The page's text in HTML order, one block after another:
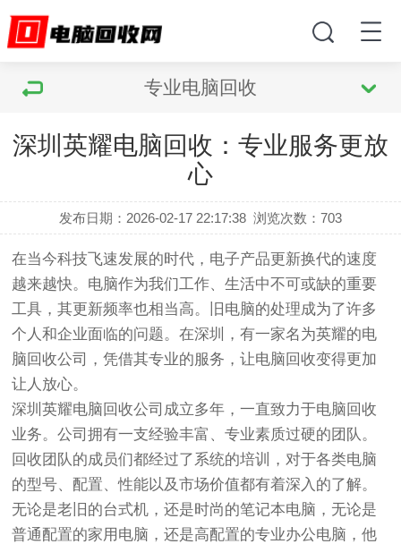
专业电脑回收
深圳英耀电脑回收：专业服务更放
心
发布日期：2026-02-17 22:17:38 浏览次数：703
在当今科技飞速发展的时代，电子产品更新换代的速度
越来越快。电脑作为我们工作、生活中不可或缺的重要
工具，其更新频率也相当高。旧电脑的处理成为了许多
个人和企业面临的问题。在深圳，有一家名为英耀的电
脑回收公司，凭借其专业的服务，让电脑回收变得更加
让人放心。
深圳英耀电脑回收公司成立多年，一直致力于电脑回收
业务。公司拥有一支经验丰富、专业素质过硬的团队。
回收团队的成员们都经过了系统的培训，对于各类电脑
的型号、配置、性能以及市场价值都有着深入的了解。
无论是老旧的台式机，还是时尚的笔记本电脑，无论是
普通配置的家用电脑，还是高配置的专业办公电脑，他